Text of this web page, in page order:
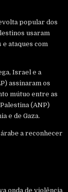
popular dos
usaram
ataques com
Israel e a
assinaram os
mútuo entre as
(ANP)
e de Gaza.
a reconhecer
onda de violência